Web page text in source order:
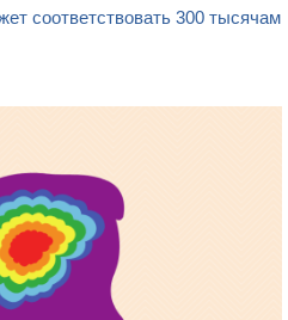
соответствовать 300 тысячам